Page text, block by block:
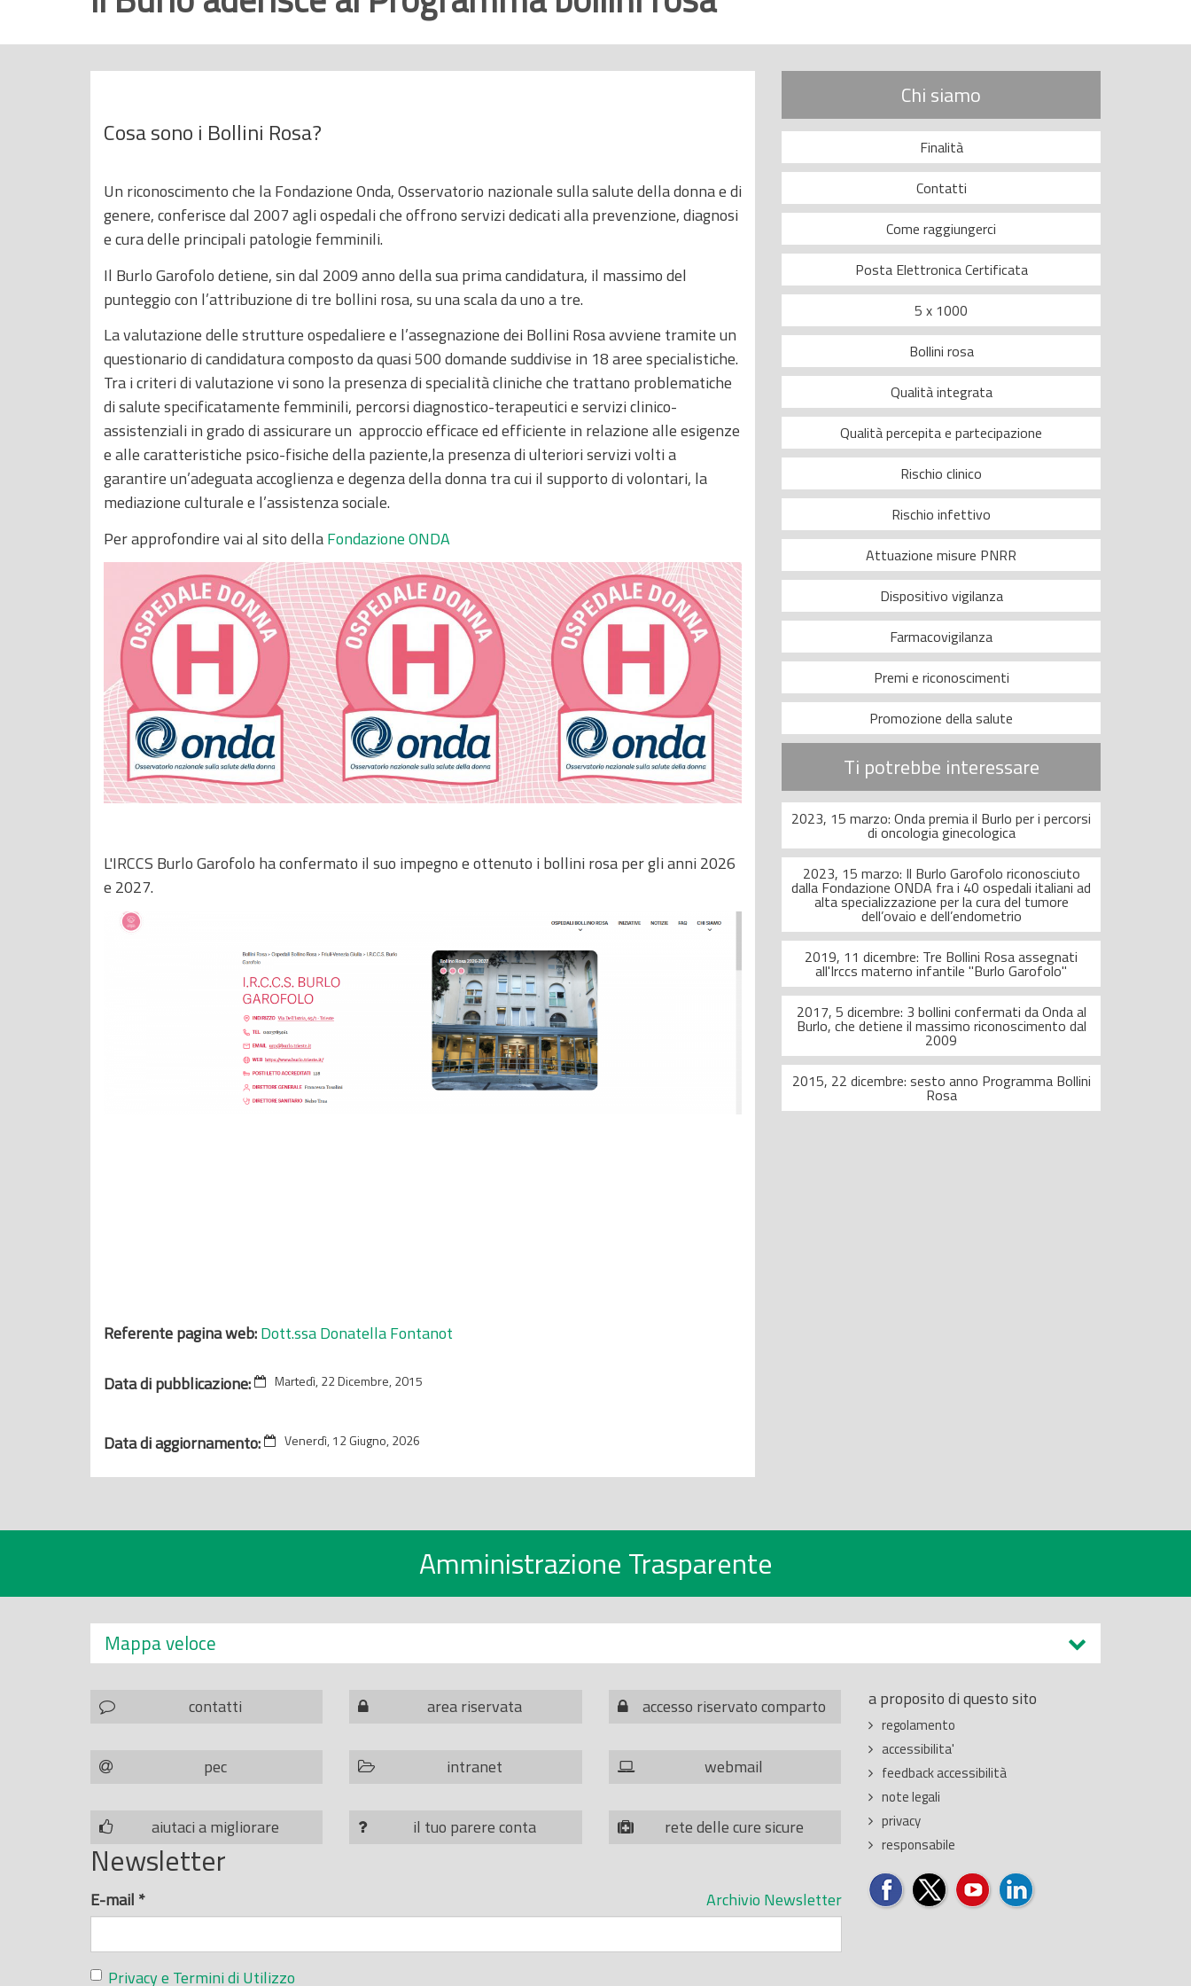
i
Cosa sono i Bollini Rosa?
Un riconoscimento che la Fondazione Onda, Osservatorio nazionale sulla salute della donna e di
genere, conferisce dal 2007 agli ospedali che offrono servizi dedicati alla prevenzione, diagnosi
e cura delle principali patologie femminili.
Il Burlo Garofolo detiene, sin dal 2009 anno della sua prima candidatura, il massimo del
punteggio con l’attribuzione di tre bollini rosa, su una scala da uno a tre.
La valutazione delle strutture ospedaliere e l’assegnazione dei Bollini Rosa avviene tramite un
questionario di candidatura composto da quasi 500 domande suddivise in 18 aree specialistiche.
Tra i criteri di valutazione vi sono la presenza di specialità cliniche che trattano problematiche
di salute specificatamente femminili, percorsi diagnostico-terapeutici e servizi clinico-
assistenziali in grado di assicurare un approccio efficace ed efficiente in relazione alle esigenze
e alle caratteristiche psico-fisiche della paziente,la presenza di ulteriori servizi volti a
garantire un’adeguata accoglienza e degenza della donna tra cui il supporto di volontari, la
mediazione culturale e l’assistenza sociale.
Per approfondire vai al sito dellaFondazione ONDA
L'IRCCS Burlo Garofolo ha confermato il suo impegno e ottenuto i bollini rosa per gli anni 2026
e 2027.
Referente pagina web:Dott.ssa Donatella Fontanot
Data di pubblicazione: Martedì, 22 Dicembre, 2015
Data di aggiornamento: Venerdì, 12 Giugno, 2026
Chi siamo
Finalità
Contatti
Come raggiungerci
Posta Elettronica Certificata
5 x 1000
Bollini rosa
Qualità integrata
Qualità percepita e partecipazione
Rischio clinico
Rischio infettivo
Attuazione misure PNRR
Dispositivo vigilanza
Farmacovigilanza
Premi e riconoscimenti
Promozione della salute
Ti potrebbe interessare
2023, 15 marzo: Onda premia il Burlo per i percorsi
di oncologia ginecologica
2023, 15 marzo: Il Burlo Garofolo riconosciuto
dalla Fondazione ONDA fra i 40 ospedali italiani ad
alta specializzazione per la cura del tumore
dell’ovaio e dell’endometrio
2019, 11 dicembre: Tre Bollini Rosa assegnati
all'Irccs materno infantile "Burlo Garofolo"
2017, 5 dicembre: 3 bollini confermati da Onda al
Burlo, che detiene il massimo riconoscimento dal
2009
2015, 22 dicembre: sesto anno Programma Bollini
Rosa
Amministrazione Trasparente
Mappa veloce
contatti area riservata accesso riservato comparto
pec intranet webmail
aiutaci a migliorare il tuo parere conta rete delle cure sicure
a proposito di questo sito
regolamento
accessibilita'
feedback accessibilità
note legali
privacy
responsabile
Newsletter
Archivio Newsletter
E-mail *
Privacy e Termini di Utilizzo